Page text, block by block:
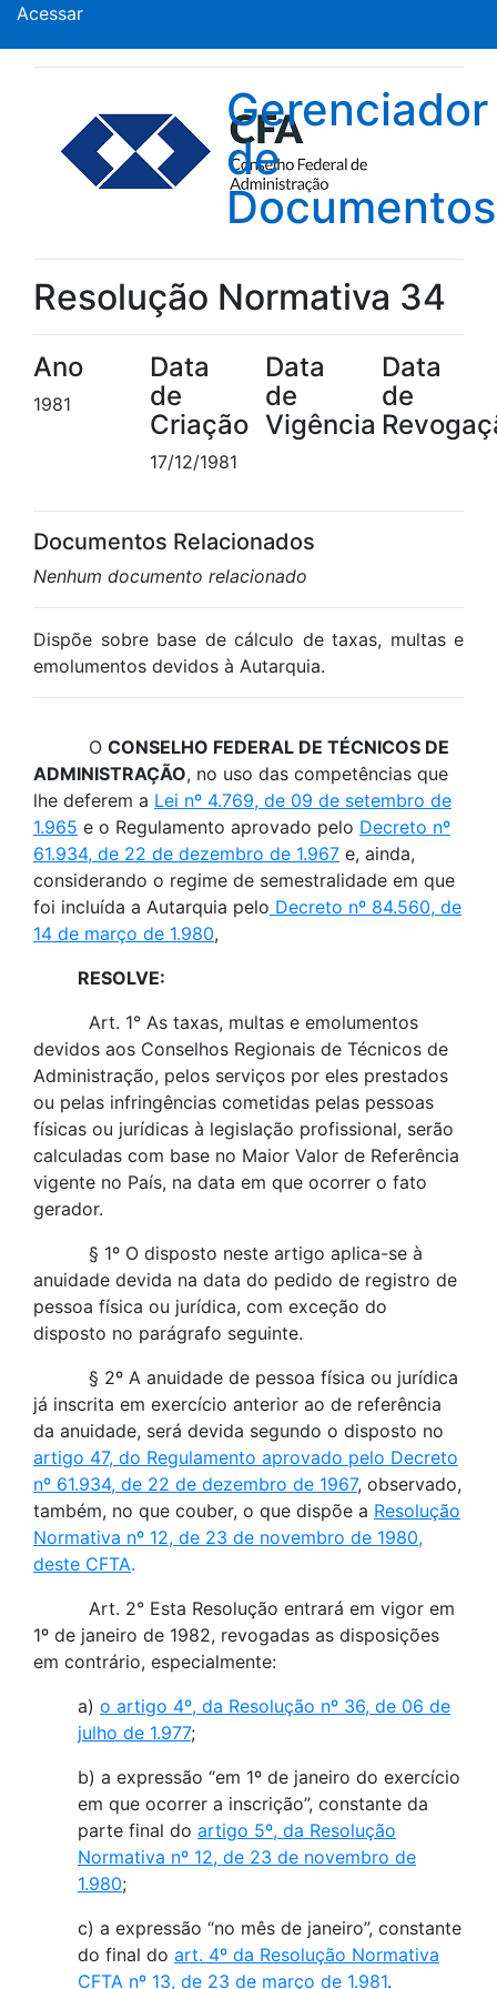
Acessar
Gerenciador
de
Documentos
Resolução Normativa 34
Ano
1981
Data
de
Criação
17/12/1981
Data
de
Vigência
Data
de
Documentos Relacionados
Nenhum documento relacionado
Dispõe sobre base de cálculo de taxas, multas e
emolumentos devidos à Autarquia.
O CONSELHO FEDERAL DE TÉCNICOS DE
ADMINISTRAÇÃO, no uso das competências que
lhe deferem a Lei nº 4.769, de 09 de setembro de
1.965 e o Regulamento aprovado pelo Decreto nº
61.934, de 22 de dezembro de 1.967 e, ainda,
considerando o regime de semestralidade em que
foi incluída a Autarquia pelo Decreto nº 84.560, de
14 de março de 1.980,
RESOLVE:
Art. 1° As taxas, multas e emolumentos
devidos aos Conselhos Regionais de Técnicos de
Administração, pelos serviços por eles prestados
ou pelas infringências cometidas pelas pessoas
físicas ou jurídicas à legislação profissional, serão
calculadas com base no Maior Valor de Referência
vigente no País, na data em que ocorrer o fato
gerador.
§ 1º O disposto neste artigo aplica-se à
anuidade devida na data do pedido de registro de
pessoa física ou jurídica, com exceção do
disposto no parágrafo seguinte.
§ 2º A anuidade de pessoa física ou jurídica
já inscrita em exercício anterior ao de referência
da anuidade, será devida segundo o disposto no
artigo 47, do Regulamento aprovado pelo Decreto
nº 61.934, de 22 de dezembro de 1967, observado,
também, no que couber, o que dispõe a Resolução
Normativa nº 12, de 23 de novembro de 1980,
deste CFTA.
Art. 2° Esta Resolução entrará em vigor em
1º de janeiro de 1982, revogadas as disposições
em contrário, especialmente:
a) o artigo 4º, da Resolução nº 36, de 06 de
julho de 1.977;
b) a expressão “em 1º de janeiro do exercício
em que ocorrer a inscrição”, constante da
parte final do artigo 5º, da Resolução
Normativa nº 12, de 23 de novembro de
1.980;
c) a expressão “no mês de janeiro”, constante
do final do art. 4º da Resolução Normativa
CFTA nº 13, de 23 de março de 1.981.